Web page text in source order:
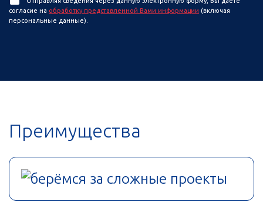
согласие на обработку представленной Вами информации (включая
персональные данные).
Преимущества
берёмся за сложные проекты